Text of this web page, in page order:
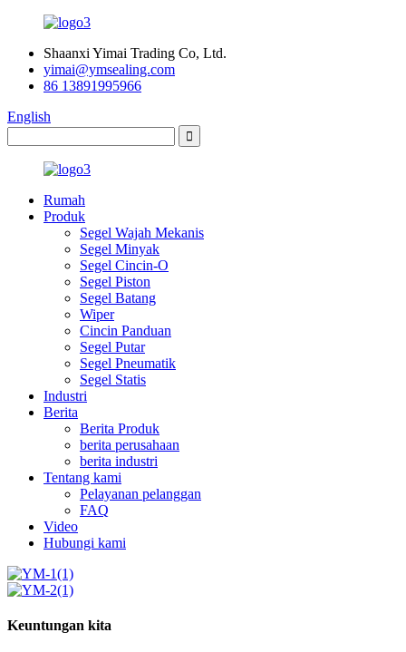
Shaanxi Yimai Trading Co, Ltd.
yimai@ymsealing.com
86 13891995966
English
Rumah
Produk
Segel Wajah Mekanis
Segel Minyak
Segel Cincin-O
Segel Piston
Segel Batang
Wiper
Cincin Panduan
Segel Putar
Segel Pneumatik
Segel Statis
Industri
Berita
Berita Produk
berita perusahaan
berita industri
Tentang kami
Pelayanan pelanggan
FAQ
Video
Hubungi kami
Keuntungan kita